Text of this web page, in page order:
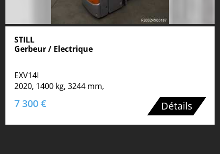
STILL
Gerbeur / Electrique
EXV14I
2020, 1400 kg, 3244 mm,
7 300 € Détails